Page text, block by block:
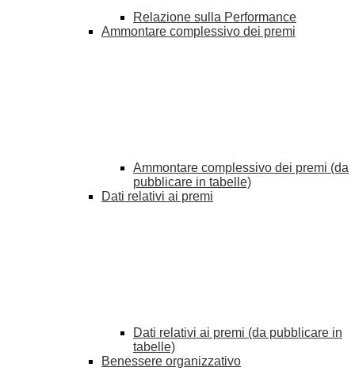
Relazione sulla Performance
Ammontare complessivo dei premi
Ammontare complessivo dei premi (da
pubblicare in tabelle)
Dati relativi ai premi
Dati relativi ai premi (da pubblicare in
tabelle)
Benessere organizzativo